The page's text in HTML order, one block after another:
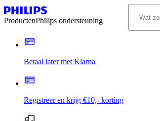
ProductenPhilips ondersteuning
Betaal later met Klarna
Registreer en krijg €10,- korting